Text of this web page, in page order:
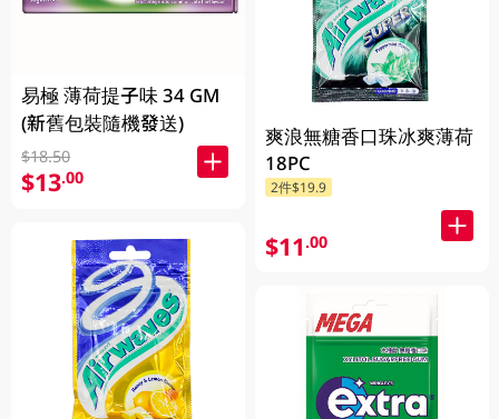
易極 薄荷提子味 34 GM
(新舊包裝隨機發送)
$18.50
$13.00
爽浪無糖香口珠冰爽薄荷
18PC
2件$19.9
$11.00